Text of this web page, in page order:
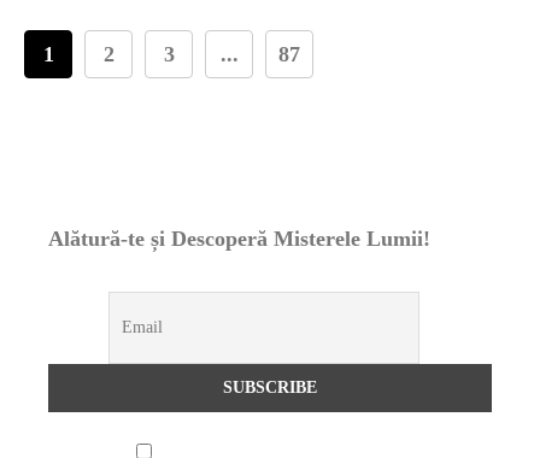
1 2 3 ... 87
Alătură-te și Descoperă Misterele Lumii!